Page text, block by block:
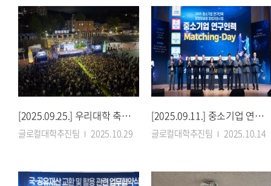
[2025.09.25.] 우리대학 축제 ‘학문체’, 국경·세대 넘어선 화합의 장
글로컬대학추진팀 2025.10.29
[2025.09.11.] 중소기업 연구인력 Matching-Day 개최
글로컬대학추진팀 2025.10.14